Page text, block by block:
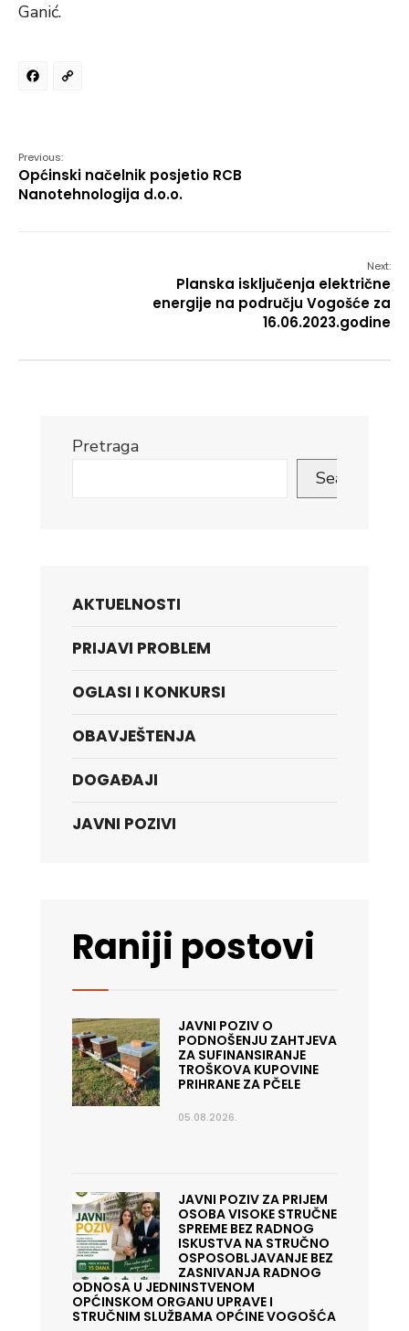
Ganić.
Facebook
Previous:
Općinski načelnik posjetio RCB
Nanotehnologija d.o.o.
Next:
Planska isključenja električne
energije na području Vogošće za
16.06.2023.godine
Pretraga
Search
AKTUELNOSTI
PRIJAVI PROBLEM
OGLASI I KONKURSI
OBAVJEŠTENJA
DOGAĐAJI
JAVNI POZIVI
Raniji postovi
JAVNI POZIV O
PODNOŠENJU ZAHTJEVA
ZA SUFINANSIRANJE
TROŠKOVA KUPOVINE
PRIHRANE ZA PČELE
05.08.2026.
JAVNI POZIV ZA PRIJEM
OSOBA VISOKE STRUČNE
SPREME BEZ RADNOG
ISKUSTVA NA STRUČNO
OSPOSOBLJAVANJE BEZ
ZASNIVANJA RADNOG
ODNOSA U JEDNINSTVENOM
OPĆINSKOM ORGANU UPRAVE I
STRUČNIM SLUŽBAMA OPĆINE VOGOŠĆA